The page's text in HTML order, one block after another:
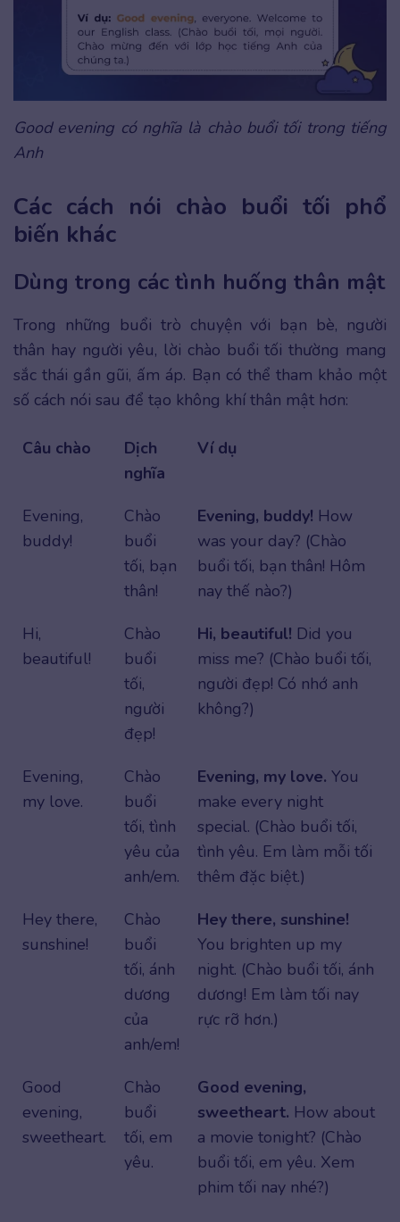
Good evening có nghĩa là chào buổi tối trong tiếng
Anh
Các cách nói chào buổi tối phổ
biến khác
Dùng trong các tình huống thân mật
Trong những buổi trò chuyện với bạn bè, người
thân hay người yêu, lời chào buổi tối thường mang
sắc thái gần gũi, ấm áp. Bạn có thể tham khảo một
số cách nói sau để tạo không khí thân mật hơn:
Câu chào
Dịch
nghĩa
Ví dụ
Evening,
buddy!
Chào
buổi
tối, bạn
thân!
Evening, buddy! How
was your day? (Chào
buổi tối, bạn thân! Hôm
nay thế nào?)
Hi,
beautiful!
Chào
buổi
tối,
người
đẹp!
Hi, beautiful! Did you
miss me? (Chào buổi tối,
người đẹp! Có nhớ anh
không?)
Evening,
my love.
Chào
buổi
tối, tình
yêu của
anh/em.
Evening, my love. You
make every night
special. (Chào buổi tối,
tình yêu. Em làm mỗi tối
thêm đặc biệt.)
Hey there,
sunshine!
Chào
buổi
tối, ánh
dương
của
anh/em!
Hey there, sunshine!
You brighten up my
night. (Chào buổi tối, ánh
dương! Em làm tối nay
rực rỡ hơn.)
Good
evening,
sweetheart.
Chào
buổi
tối, em
yêu.
Good evening,
sweetheart. How about
a movie tonight? (Chào
buổi tối, em yêu. Xem
phim tối nay nhé?)